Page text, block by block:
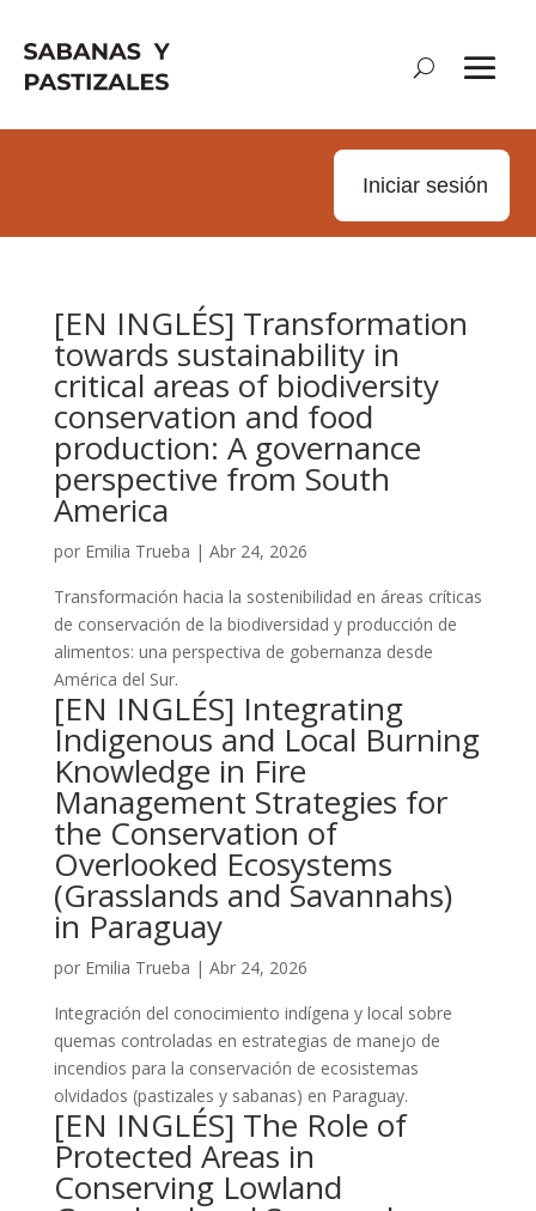
Iniciar sesión
[EN INGLÉS] Transformation
towards sustainability in
critical areas of biodiversity
conservation and food
production: A governance
perspective from South
America
por Emilia Trueba | Abr 24, 2026
Transformación hacia la sostenibilidad en áreas críticas
de conservación de la biodiversidad y producción de
alimentos: una perspectiva de gobernanza desde
América del Sur.
[EN INGLÉS] Integrating
Indigenous and Local Burning
Knowledge in Fire
Management Strategies for
the Conservation of
Overlooked Ecosystems
(Grasslands and Savannahs)
in Paraguay
por Emilia Trueba | Abr 24, 2026
Integración del conocimiento indígena y local sobre
quemas controladas en estrategias de manejo de
incendios para la conservación de ecosistemas
olvidados (pastizales y sabanas) en Paraguay.
[EN INGLÉS] The Role of
Protected Areas in
Conserving Lowland